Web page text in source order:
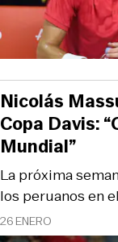
26 ENERO
La próxima
los peruanos en
Nicolás
Copa Davis:
Mundial”